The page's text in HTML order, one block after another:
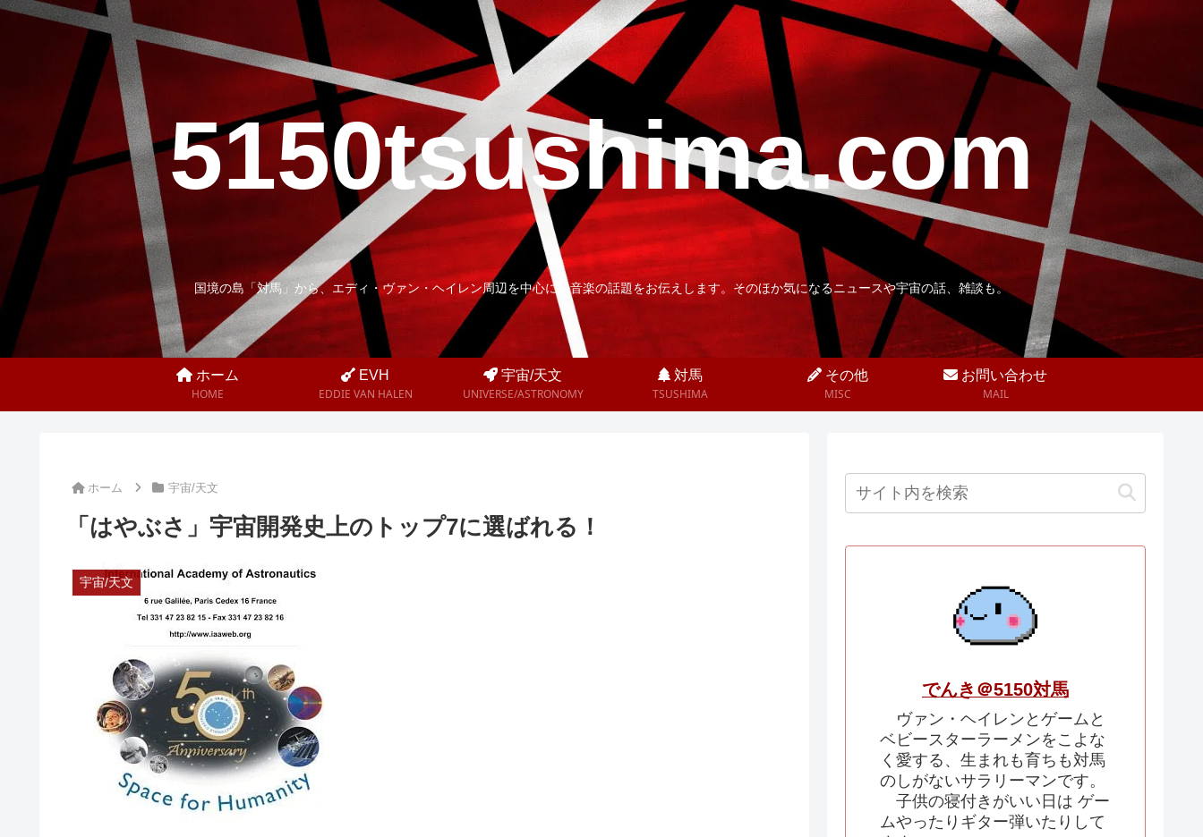
5150tsushima.com
国境の島「対馬」から、エディ・ヴァン・ヘイレン周辺を中心に、音楽の話題をお伝えします。そのほか気になるニュースや宇宙の話、雑談も。
ホーム
HOME
EVH
EDDIE VAN HALEN
宇宙/天文
UNIVERSE/ASTRONOMY
対馬
TSUSHIMA
その他
MISC
お問い合わせ
MAIL
ホーム 宇宙/天文
「はやぶさ」宇宙開発史上のトップ7に選ばれる！
宇宙/天文
でんき＠5150対馬
ヴァン・ヘイレンとゲームと
ベビースターラーメンをこよな
く愛する、生まれも育ちも対馬
のしがないサラリーマンです。
子供の寝付きがいい日は ゲー
ムやったりギター弾いたりして